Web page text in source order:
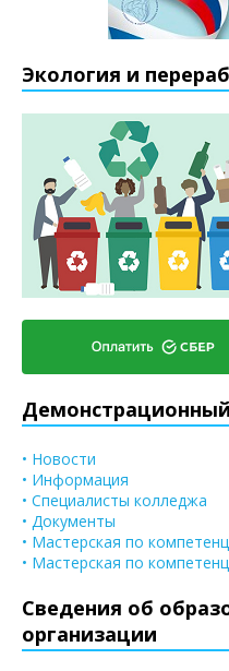
Экология и
• Новости
• Информация
• Специалисты колледжа
• Документы
• Мастерская по
• Мастерская по
Сведения об
организации